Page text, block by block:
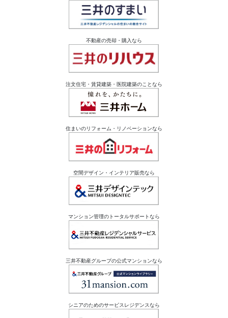
不動産の売却・購入なら
注文住宅・賃貸建築・医院建築のことなら
住まいのリフォーム・リノベーションなら
空間デザイン・インテリア販売なら
マンション管理のトータルサポートなら
三井不動産グループの公式マンションなら
シニアのためのサービスレジデンスなら